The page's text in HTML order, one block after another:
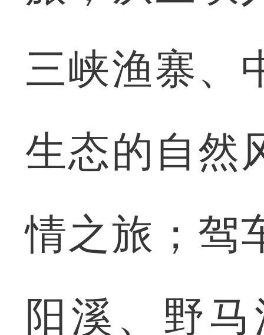
三峡渔寨、
生态的自然
情之旅；驾
阳溪、野